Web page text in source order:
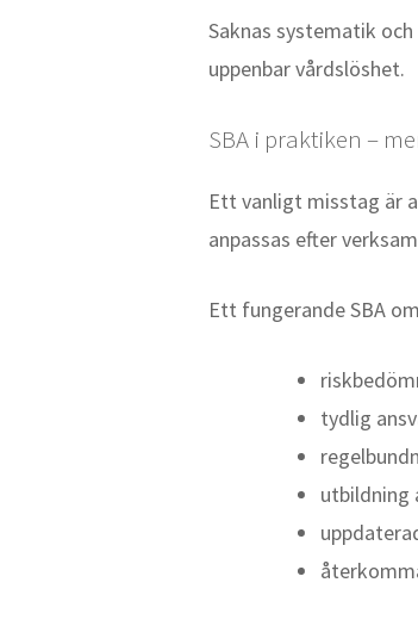
Saknas systematik
uppenbar vårdslöshet.
SBA i praktiken –
Ett vanligt misstag är
anpassas efter
Ett fungerande SBA
tydlig
utbildning